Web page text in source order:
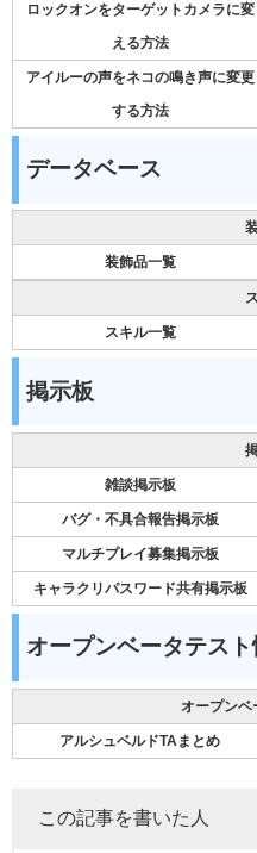
ロックオンをターゲットカメラに変
える方法
アイルーの声をネコの鳴き声に変更
する方法
データベース
装飾品一覧
スキル一覧
掲示板
雑談掲示板
バグ・不具合報告掲示板
マルチプレイ募集掲示板
キャラクリパスワード共有掲示板
オープンベータテスト
オープンベ
アルシュベルドTAまとめ
この記事を書いた人